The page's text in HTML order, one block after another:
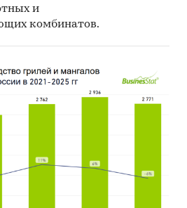
Данных И Управления
Установка
Вакуумная
и
комбинатов.